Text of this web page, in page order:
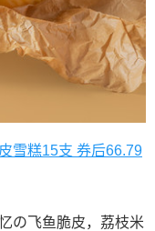
雪糕15支 券后66.79
の飞鱼脆皮，荔枝米